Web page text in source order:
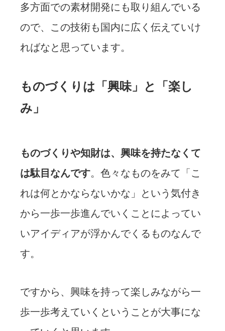
多方面での素材開発にも取り組んでいる
ので、この技術も国内に広く伝えていけ
ればなと思っています。
ものづくりは「興味」と「楽し
み」
ものづくりや知財は、興味を持たなくて
は駄目なんです。色々なものをみて「こ
れは何とかならないかな」という気付き
から一歩一歩進んでいくことによってい
いアイディアが浮かんでくるものなんで
す。
ですから、興味を持って楽しみながら一
歩一歩考えていくということが大事にな